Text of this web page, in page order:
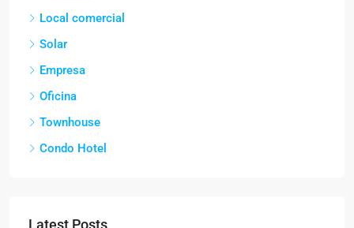
Local comercial
Solar
Empresa
Oficina
Townhouse
Condo Hotel
Latest Posts